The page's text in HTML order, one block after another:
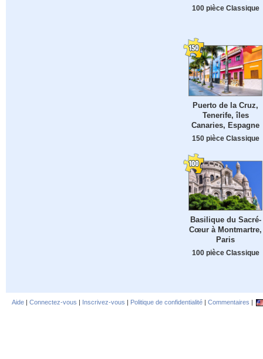
100 pièce Classique
Puerto de la Cruz,
Tenerife, îles
Canaries, Espagne
150 pièce Classique
Basilique du Sacré-
Cœur à Montmartre,
Paris
100 pièce Classique
Aide | Connectez-vous | Inscrivez-vous | Politique de confidentialité | Commentaires |